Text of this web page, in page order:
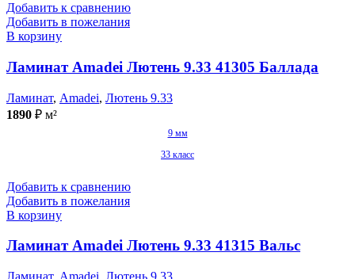
Добавить к сравнению
Добавить в пожелания
В корзину
Ламинат Amadei Лютень 9.33 41305 Баллада
Ламинат, Amadei, Лютень 9.33
1890 ₽ м²
9 мм
33 класс
Добавить к сравнению
Добавить в пожелания
В корзину
Ламинат Amadei Лютень 9.33 41315 Вальс